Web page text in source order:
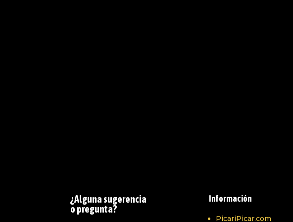
¿Alguna sugerencia
o pregunta?
Información
PicariPicar.com